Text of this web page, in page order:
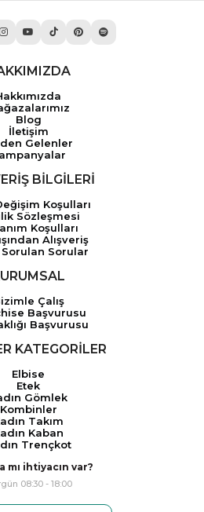
Blog
İletişim
Gelenler
BİLGİLERİ
Koşulları
Sözleşmesi
Koşulları
Alışveriş
Sorulan Sorular
Çalış
Başvurusu
Başvurusu
KATEGORİLER
Elbise
Etek
Gömlek
Kombinler
Takım
Kaban
Trençkot
mı ihtiyacın var?
08:30 - 18:00